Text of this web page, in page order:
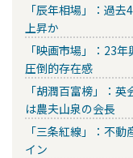
「辰年相場」：過
上昇か
「映画市場」：23
圧倒的存在感
「胡潤百富榜」：
は農夫山泉の会長
「三条紅線」：不
イン